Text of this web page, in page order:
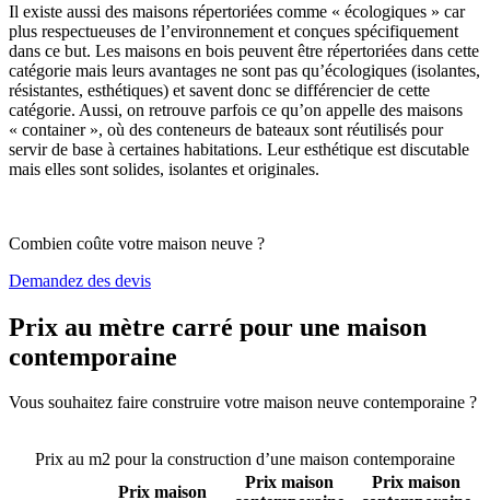
Il existe aussi des maisons répertoriées comme « écologiques » car
plus respectueuses de l’environnement et conçues spécifiquement
dans ce but. Les maisons en bois peuvent être répertoriées dans cette
catégorie mais leurs avantages ne sont pas qu’écologiques (isolantes,
résistantes, esthétiques) et savent donc se différencier de cette
catégorie. Aussi, on retrouve parfois ce qu’on appelle des maisons
« container », où des conteneurs de bateaux sont réutilisés pour
servir de base à certaines habitations. Leur esthétique est discutable
mais elles sont solides, isolantes et originales.
Combien coûte votre maison neuve ?
Demandez des devis
Prix au mètre carré pour une maison
contemporaine
Vous souhaitez faire construire votre maison neuve contemporaine ?
Prix au m2 pour la construction d’une maison contemporaine
Prix maison
Prix maison
Prix maison